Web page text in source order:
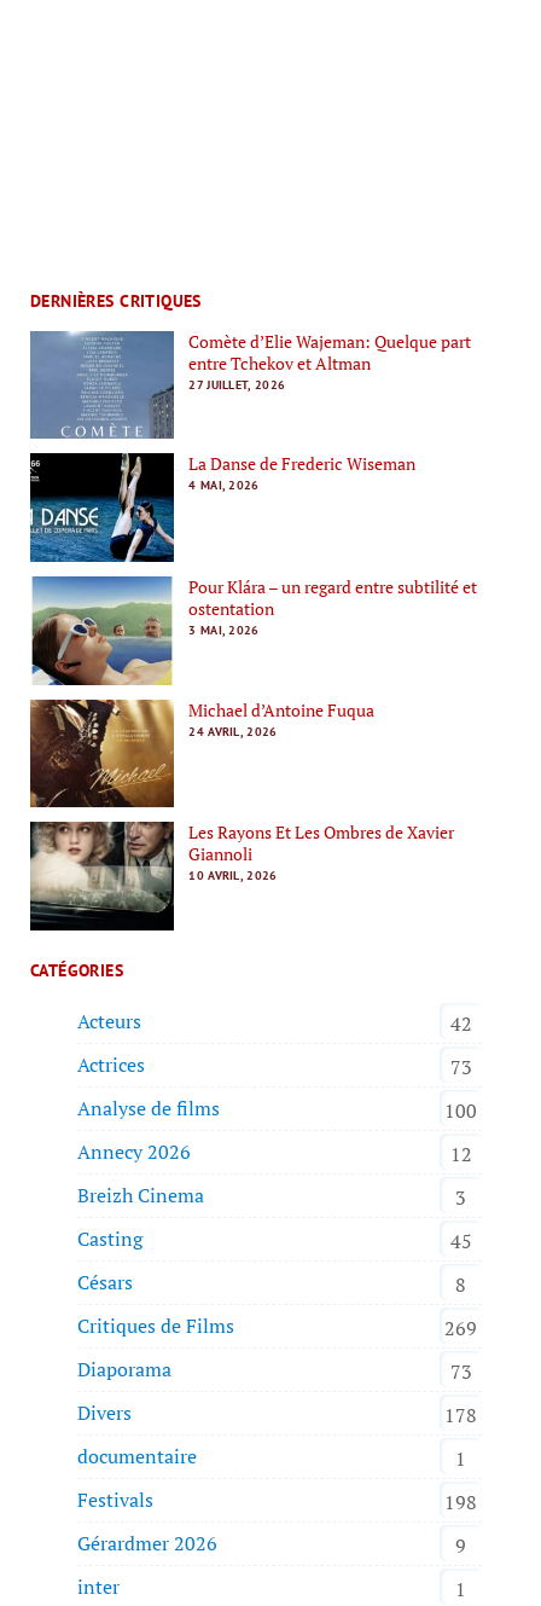
DERNIÈRES CRITIQUES
Comète d’Elie Wajeman: Quelque part
entre Tchekov et Altman
27 JUILLET, 2026
La Danse de Frederic Wiseman
4 MAI, 2026
Pour Klára – un regard entre subtilité et
ostentation
3 MAI, 2026
Michael d’Antoine Fuqua
24 AVRIL, 2026
Les Rayons Et Les Ombres de Xavier
Giannoli
10 AVRIL, 2026
CATÉGORIES
Acteurs
42
Actrices
73
Analyse de films
100
Annecy 2026
12
Breizh Cinema
3
Casting
45
Césars
8
Critiques de Films
269
Diaporama
73
Divers
178
documentaire
1
Festivals
198
Gérardmer 2026
9
inter
1